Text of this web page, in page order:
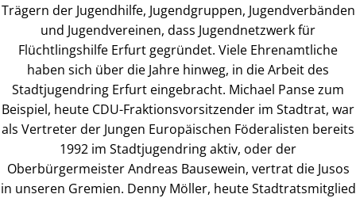
Trägern der Jugendhilfe, Jugendgruppen, Jugendverbänden
und Jugendvereinen, dass Jugendnetzwerk für
Flüchtlingshilfe Erfurt gegründet. Viele Ehrenamtliche
haben sich über die Jahre hinweg, in die Arbeit des
Stadtjugendring Erfurt eingebracht. Michael Panse zum
Beispiel, heute CDU-Fraktionsvorsitzender im Stadtrat, war
als Vertreter der Jungen Europäischen Föderalisten bereits
1992 im Stadtjugendring aktiv, oder der
Oberbürgermeister Andreas Bausewein, vertrat die Jusos
in unseren Gremien. Denny Möller, heute Stadtratsmitglied